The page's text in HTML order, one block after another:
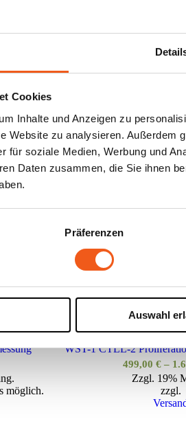
Cookies
Inhalte und Anzeigen zu
Website zu analysieren. Außerdem
für soziale Medien, Werbung und
Daten zusammen, die Sie ihnen
Präferenzen
Auswahl
befinden sich
pro Seite
€
€
i2Cult nach
Zzgl. 19%
zzgl.
möglich.
WST-1 CTLL-2
499,00 € –
Zzgl. 19%
zzgl.